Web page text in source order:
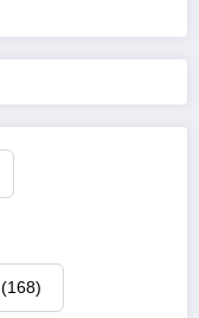
(168)